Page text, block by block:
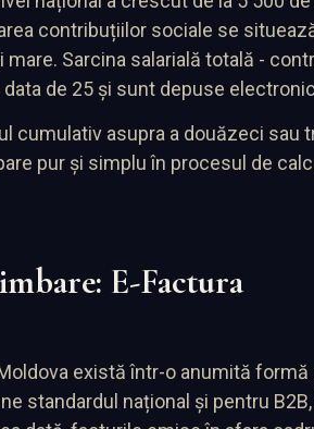
contribuțiilor sociale se
Sarcina salarială totală -
de 25 și sunt depuse
cumulativ asupra a douăzeci
pur și simplu în procesul de
E-Factura
există într-o anumită
standardul național și pentru